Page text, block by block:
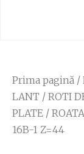
Prima pagină /
LANT / ROTI
PLATE /
16B-1 Z=44